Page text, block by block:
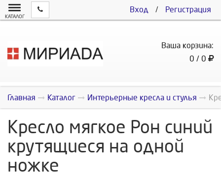
Вход / Регистрация
КАТАЛОГ
Ваша корзина:
0 / 0
Главная Каталог Интерьерные кресла и стулья
Кресло мягкое Рон синий
крутящиеся на одной
ножке